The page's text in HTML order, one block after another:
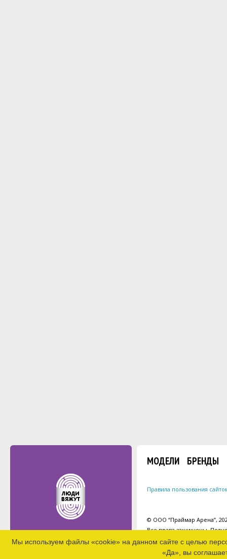
МОДЕЛИ БРЕНДЫ
Правила пользования
© ООО “Праймар Арена”,
Все права защищены.
Мы используем файлы «cookie» на данном сайте с целью
«Да», вы